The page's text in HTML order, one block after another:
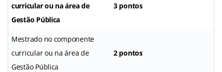
curricular ou na área de
Gestão Pública
3 pontos
Mestrado no componente
curricular ou na área de
Gestão Pública
2 pontos